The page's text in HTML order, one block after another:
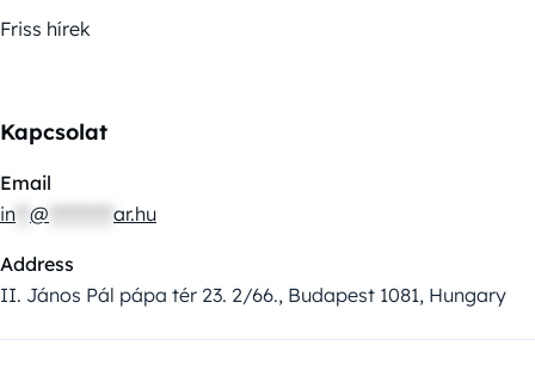
Friss hírek
Kapcsolat
Email
in @ ar.hu
Address
II. János Pál pápa tér 23. 2/66., Budapest 1081, Hungary